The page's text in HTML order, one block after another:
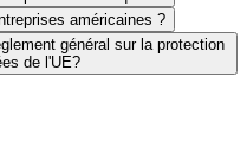
américaines ?
général sur la protection
de l'UE?